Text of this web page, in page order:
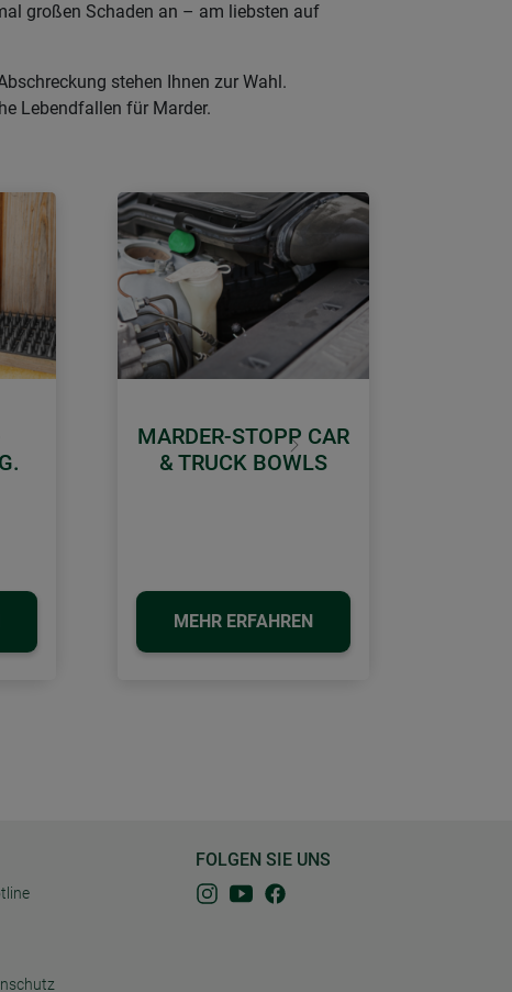
großen Schaden an – am liebsten auf
stehen Ihnen zur Wahl.
Lebendfallen für Marder.
MARDER-STOPP CAR
& TRUCK BOWLS
MEHR ERFAHREN
Weiter
FOLGEN SIE UNS